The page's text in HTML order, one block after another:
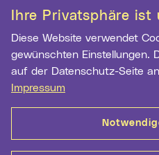
Ihre Privatsphäre
Diese Website verwendet Cookies. Bitte wählen Sie Ihre
gewünschten Einstellungen.
auf der Datenschutz-Seite
Impressum
Schau auf Linz
Newsletter-Anmeldung
E-Mail-Adresse eingeben
Anmelden